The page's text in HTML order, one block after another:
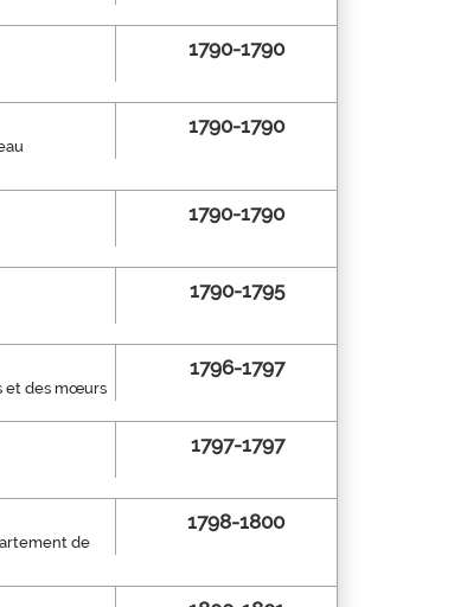
1790-1790
1790-1790
1790-1790
1790-1795
et des mœurs
1796-1797
1797-1797
de
1798-1800